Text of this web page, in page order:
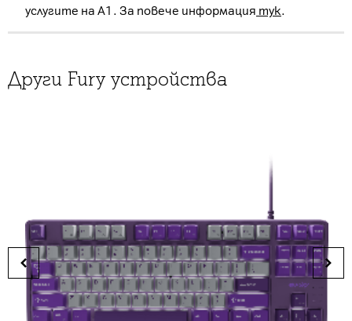
услугите на А1. За повече информация тук.
Други Fury устройства